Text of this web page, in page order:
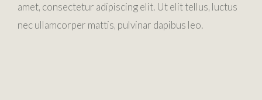
amet, consectetur adipiscing elit. Ut elit tellus, luctus
nec ullamcorper mattis, pulvinar dapibus leo.